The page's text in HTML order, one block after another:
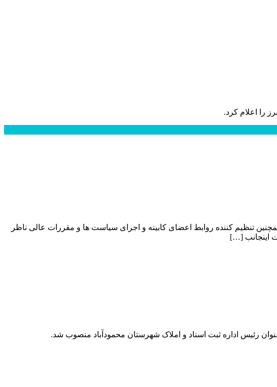
تنظیم کننده روابط اعضای کابینه و اجرای سیاست ها و مقررات عالی ناظر
اینجانب […]
رئیس اداره ثبت اسناد و املاک شهرستان محمودآباد منصوب شد.